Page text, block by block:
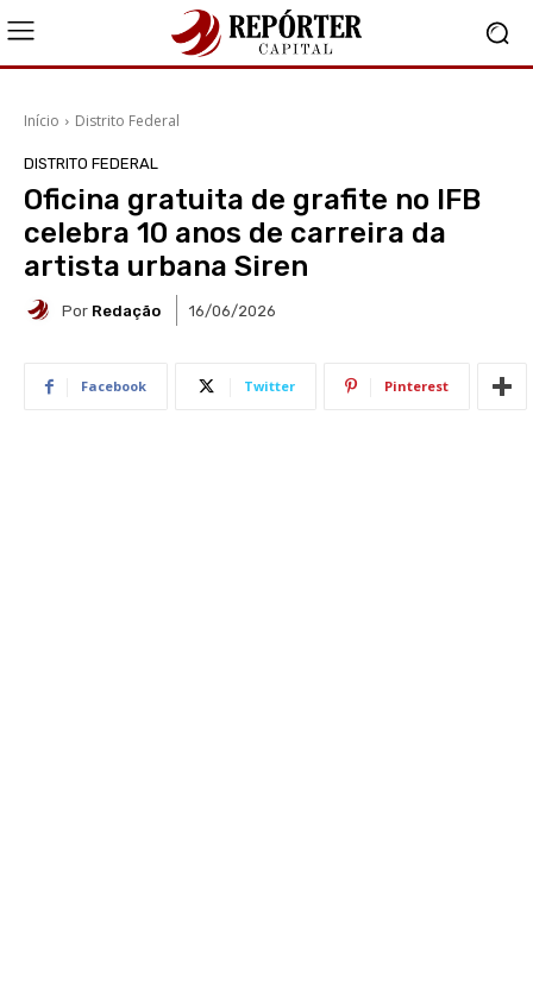
Início Distrito Federal
DISTRITO FEDERAL
Oficina gratuita de grafite no IFB
celebra 10 anos de carreira da
artista urbana Siren
Por Redação 16/06/2026
Facebook Twitter Pinterest